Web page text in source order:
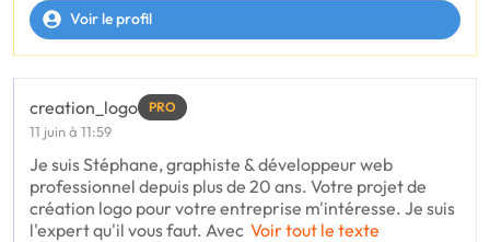
Voir le profil
creation_logo PRO
11 juin à 11:59
Je suis Stéphane, graphiste & développeur web
professionnel depuis plus de 20 ans. Votre projet de
création logo pour votre entreprise m'intéresse. Je suis
l'expert qu'il vous faut. Avec Voir tout le texte